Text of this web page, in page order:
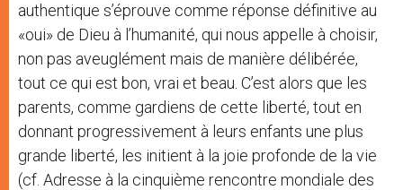
authentique s’éprouve comme réponse définitive au
«oui» de Dieu à l’humanité, qui nous appelle à choisir,
non pas aveuglément mais de manière délibérée,
tout ce qui est bon, vrai et beau. C’est alors que les
parents, comme gardiens de cette liberté, tout en
donnant progressivement à leurs enfants une plus
grande liberté, les initient à la joie profonde de la vie
(cf. Adresse à la cinquième rencontre mondiale des